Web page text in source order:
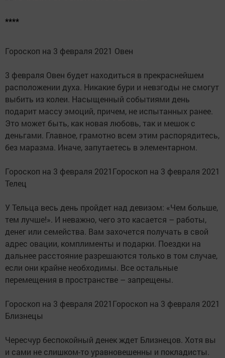
****
Гороскоп на 3 февраля 2021 Овен
3 февраля Овен будет находиться в прекраснейшем
расположении духа. Никакие бури и невзгоды не смогут
выбить из колеи. Насыщенный событиями день
подарит массу эмоций, причем, не испытанных ранее.
Это может быть, как новая любовь, так и мешок с
деньгами. Главное, грамотно всем этим распорядитесь,
без маразма. Иначе, запутаетесь в элементарном.
Гороскоп на 3 февраля 2021Гороскоп на 3 февраля 2021
Телец
У Тельца весь день пройдет над девизом: «Чем больше,
тем лучше!». И неважно, чего это касается – работы,
денег или семейства. Вам захочется получать в свой
адрес овации, комплименты и подарки. Поездки на
дальнее расстояние разрешаются только в том случае,
если они крайне необходимы. Все остальные
перемещения в пространстве – запрещены.
Гороскоп на 3 февраля 2021Гороскоп на 3 февраля 2021
Близнецы
Чересчур беспокойный денек ждет Близнецов. Хотя вы
и сами не слишком-то уравновешенны и покладисты.